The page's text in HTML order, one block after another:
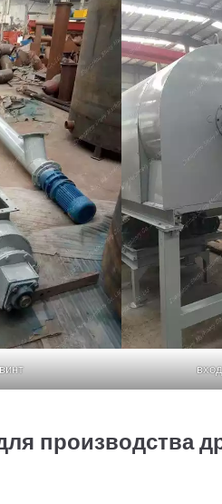
производства